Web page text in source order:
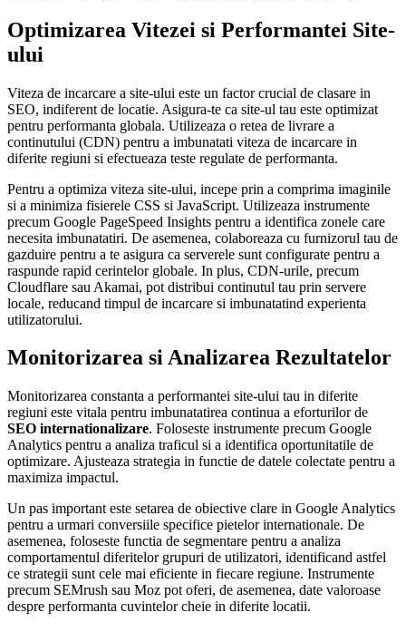
Optimizarea Vitezei si Performantei Site-
ului
Viteza de incarcare a site-ului este un factor crucial de clasare in
SEO, indiferent de locatie. Asigura-te ca site-ul tau este optimizat
pentru performanta globala. Utilizeaza o retea de livrare a
continutului (CDN) pentru a imbunatati viteza de incarcare in
diferite regiuni si efectueaza teste regulate de performanta.
Pentru a optimiza viteza site-ului, incepe prin a comprima imaginile
si a minimiza fisierele CSS si JavaScript. Utilizeaza instrumente
precum Google PageSpeed Insights pentru a identifica zonele care
necesita imbunatatiri. De asemenea, colaboreaza cu furnizorul tau de
gazduire pentru a te asigura ca serverele sunt configurate pentru a
raspunde rapid cerintelor globale. In plus, CDN-urile, precum
Cloudflare sau Akamai, pot distribui continutul tau prin servere
locale, reducand timpul de incarcare si imbunatatind experienta
utilizatorului.
Monitorizarea si Analizarea Rezultatelor
Monitorizarea constanta a performantei site-ului tau in diferite
regiuni este vitala pentru imbunatatirea continua a eforturilor de
SEO internationalizare. Foloseste instrumente precum Google
Analytics pentru a analiza traficul si a identifica oportunitatile de
optimizare. Ajusteaza strategia in functie de datele colectate pentru a
maximiza impactul.
Un pas important este setarea de obiective clare in Google Analytics
pentru a urmari conversiile specifice pietelor internationale. De
asemenea, foloseste functia de segmentare pentru a analiza
comportamentul diferitelor grupuri de utilizatori, identificand astfel
ce strategii sunt cele mai eficiente in fiecare regiune. Instrumente
precum SEMrush sau Moz pot oferi, de asemenea, date valoroase
despre performanta cuvintelor cheie in diferite locatii.